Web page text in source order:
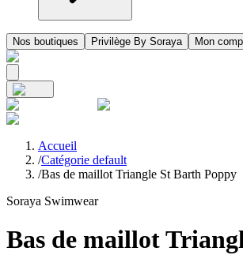
Nos boutiques Privilège By Soraya Mon
Accueil
/Catégorie default
/Bas de maillot Triangle St Barth Poppy
Soraya Swimwear
Bas de maillot